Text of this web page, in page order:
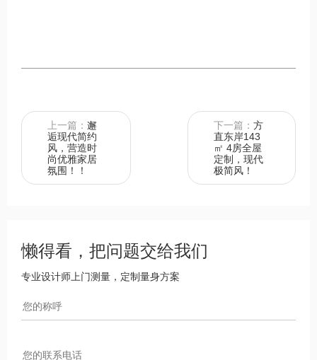
上一篇： 邂
逅现代简约
风，营造时
尚优雅家居
氛围！！
下一篇： 方
直东岸143
㎡ 4房全屋
定制，现代
极简风​！
懒得看，把问题交给我们
专业设计师上门测量，定制量身方案